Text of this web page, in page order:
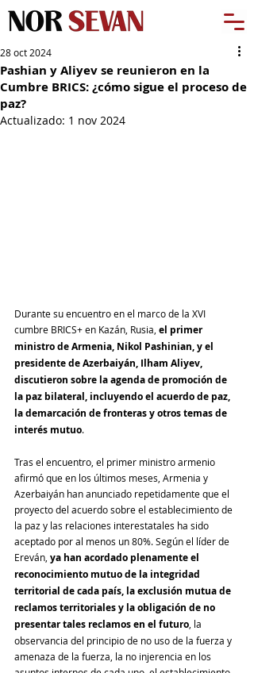
Pashian y Aliyev se reunieron en la
Cumbre BRICS: ¿cómo sigue el proceso de
paz?
28 oct 2024
Actualizado: 1 nov 2024
Durante su encuentro en el marco de la XVI
cumbre BRICS+ en Kazán, Rusia, el primer
ministro de Armenia, Nikol Pashinian, y el
presidente de Azerbaiyán, Ilham Aliyev,
discutieron sobre la agenda de promoción de
la paz bilateral, incluyendo el acuerdo de paz,
la demarcación de fronteras y otros temas de
interés mutuo.
Tras el encuentro, el primer ministro armenio
afirmó que en los últimos meses, Armenia y
Azerbaiyán han anunciado repetidamente que el
proyecto del acuerdo sobre el establecimiento de
la paz y las relaciones interestatales ha sido
aceptado por al menos un 80%. Según el líder de
Ereván, ya han acordado plenamente el
reconocimiento mutuo de la integridad
territorial de cada país, la exclusión mutua de
reclamos territoriales y la obligación de no
presentar tales reclamos en el futuro, la
observancia del principio de no uso de la fuerza y ​​
amenaza de la fuerza, la no injerencia en los